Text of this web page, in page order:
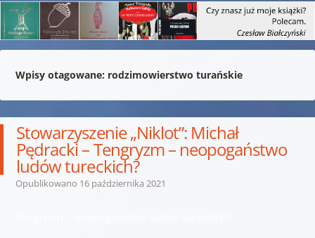
Wpisy otagowane: rodzimowierstwo turańskie
Stowarzyszenie „Niklot”: Michał
Pędracki – Tengryzm – neopogaństwo
ludów tureckich?
Opublikowano 16 października 2021